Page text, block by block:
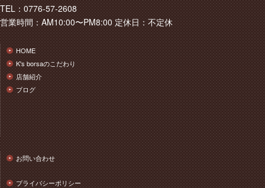
TEL：0776-57-2608
営業時間：AM10:00〜PM8:00 定休日：不定休
HOME
K's borsaのこだわり
店舗紹介
ブログ
お問い合わせ
プライバシーポリシー